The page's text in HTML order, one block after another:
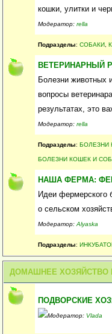
кошки, улитки и
Модератор: rella
Подразделы: СОБАКИ
ВЕТЕРИНАРНЫЙ
Болезни животных
вопросы
результатах, это
Модератор: rella
Подразделы: БОЛЕЗНИ
БОЛЕЗНИ КОШЕК И
НАША ФЕРМА:
Идеи фермерского
о сельском
Модератор: Alyaska
Подразделы:
ДОМАШНЕЕ ХОЗЯЙСТВО
ПОДВОРСКИЕ
Модератор: Vlada